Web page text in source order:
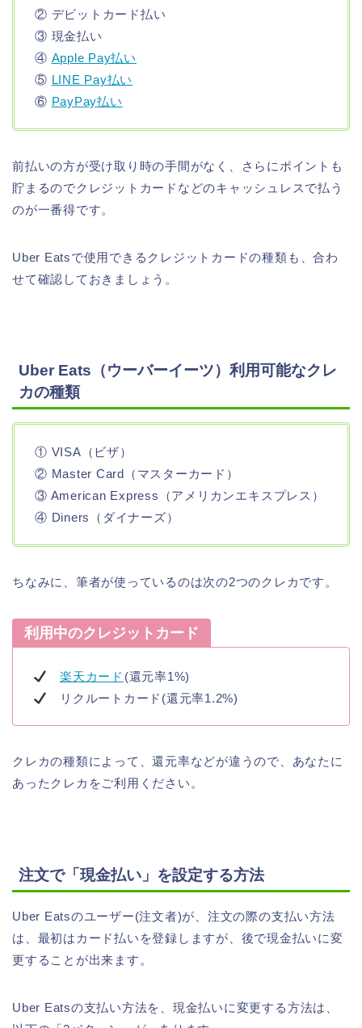
② デビットカード払い
③ 現金払い
④ Apple Pay払い
⑤ LINE Pay払い
⑥ PayPay払い
前払いの方が受け取り時の手間がなく、さらにポイントも
貯まるのでクレジットカードなどのキャッシュレスで払う
のが一番得です。
Uber Eatsで使用できるクレジットカードの種類も、合わ
せて確認しておきましょう。
Uber Eats（ウーバーイーツ）利用可能なクレ
カの種類
① VISA（ビザ）
② Master Card（マスターカード）
③ American Express（アメリカンエキスプレス）
④ Diners（ダイナーズ）
ちなみに、筆者が使っているのは次の2つのクレカです。
利用中のクレジットカード
楽天カード (還元率1%)
リクルートカード(還元率1.2%)
クレカの種類によって、還元率などが違うので、あなたに
あったクレカをご利用ください。
注文で「現金払い」を設定する方法
Uber Eatsのユーザー(注文者)が、注文の際の支払い方法
は、最初はカード払いを登録しますが、後で現金払いに変
更することが出来ます。
Uber Eatsの支払い方法を、現金払いに変更する方法は、